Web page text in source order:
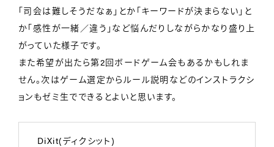
「司会は難しそうだなぁ」とか「キーワードが決まらない」と
か「感性が一緒／違う」など悩んだりしながらかなり盛り上
がっていた様子です。
また希望が出たら第2回ボードゲーム会もあるかもしれま
せん。次はゲーム選定からルール説明などのインストラクシ
ョンもゼミ生でできるとよいと思います。
DiXit(ディクシット)